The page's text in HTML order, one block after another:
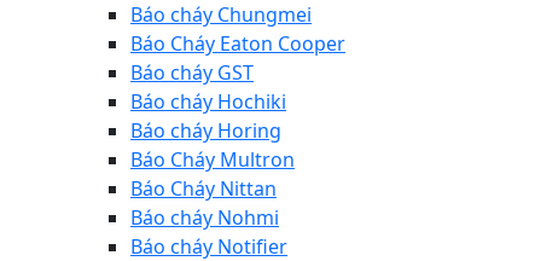
Báo cháy Chungmei
Báo Cháy Eaton Cooper
Báo cháy GST
Báo cháy Hochiki
Báo cháy Horing
Báo Cháy Multron
Báo Cháy Nittan
Báo cháy Nohmi
Báo cháy Notifier